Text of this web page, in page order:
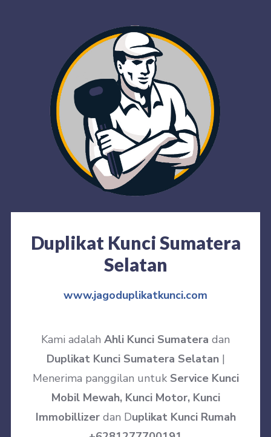
Duplikat Kunci Sumatera
Selatan
www.jagoduplikatkunci.com
Kami adalah Ahli Kunci Sumatera dan
Duplikat Kunci Sumatera Selatan|
Menerima panggilan untuk Service Kunci
Mobil Mewah, Kunci Motor, Kunci
Immobillizerdan Duplikat Kunci Rumah